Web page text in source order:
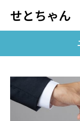
せとちゃん